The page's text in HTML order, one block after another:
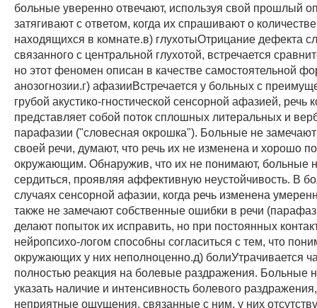
больные уверенно отвечают, используя свой прошлый
затягивают с ответом, когда их спрашивают о
находящихся в комнате.в) глухотыОтрицание дефекта
связанного с центральной глухотой, встречается
но этот феномен описан в качестве самостоятельной
анозогнозии.г) афазииВстречается у больных с
грубой акустико-гностической сенсорной афазией, речь
представляет собой поток сплошных литеральных и
парафазии ("словесная окрошка"). Больные не
своей речи, думают, что речь их не изменена и хорошо
окружающим. Обнаружив, что их не понимают, больные
сердиться, проявляя аффективную неустойчивость. В
случаях сенсорной афазии, когда речь изменена
также не замечают собственные ошибки в речи
делают попыток их исправить, но при постоянных
нейропсихо-логом способны согласиться с тем, что
окружающих у них неполноценно.д) болиУтрачивается
полностью реакция на болевые раздражения. Больные
указать наличие и интенсивность болевого
неприятные ощущения, связанные с ним, у них